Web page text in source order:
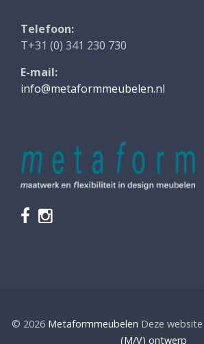
Telefoon:
T+31 (0) 341 230 730
E-mail:
info@metaformmeubelen.nl
© 2026 Metaformmeubelen Deze
(M/V) ontwerp